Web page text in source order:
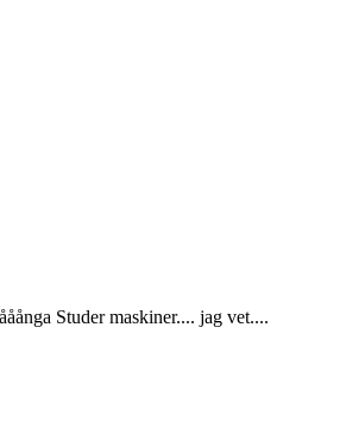
Studer maskiner.... jag vet....